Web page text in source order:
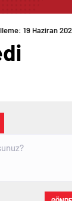
19 Haziran